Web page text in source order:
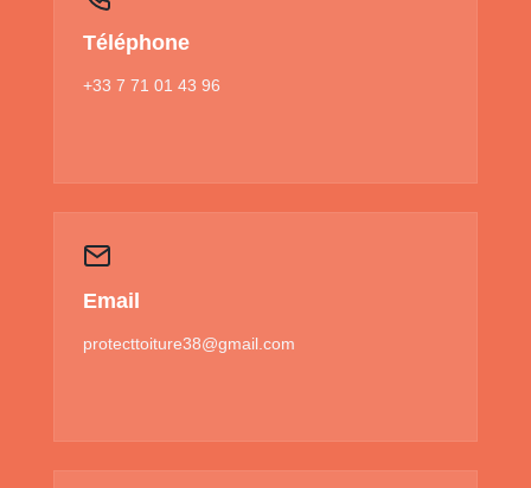
Téléphone
+33 7 71 01 43 96
Email
protecttoiture38@gmail.com